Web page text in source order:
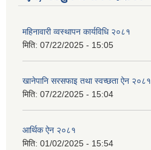
महिनावारी व्वस्थापन कार्यविधि २०८१
मिति: 07/22/2025 - 15:05
खानेपानि सरसफाइ तथा स्वच्छता ऐन २०८१
मिति: 07/22/2025 - 15:04
आर्थिक ऐन २०८१
मिति: 01/02/2025 - 15:54